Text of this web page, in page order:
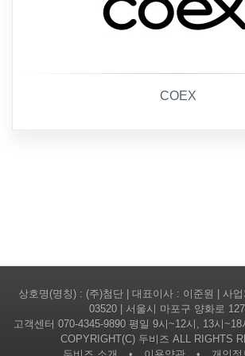
COEX
상호명(명칭) : (주)첨단 | 대표이사 : 이준원 | 사
03520 | 서울시 마포구 양화로
고객센터 070-4345-9890평일 9시~12시, 13시~18
COPYRIGHT(C) 두비즈 ALL RIGHTS